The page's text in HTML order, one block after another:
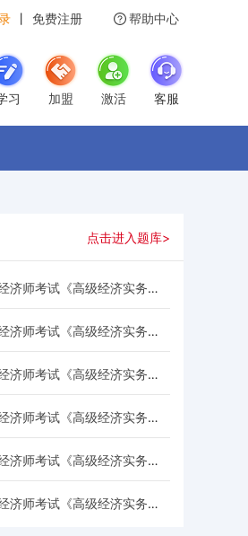
丨 免费注册 帮助中心
习
加盟 激活 客服
点击进入题库>
2021年高级经济师考试《高级经济实务（高级农业经济）》每日一练试题（03.15）
2021年高级经济师考试《高级经济实务（高级保险）》每日一练试题（03.15）
2021年高级经济师考试《高级经济实务（高级运输经济）》每日一练试题（03.15）
2021年高级经济师考试《高级经济实务（高级知识产权）》每日一练试题（03.15）
2021年高级经济师考试《高级经济实务（高级旅游经济）》每日一练试题（03.15）
2021年高级经济师考试《高级经济实务（人力资源管理）》每日一练试题（03.15）